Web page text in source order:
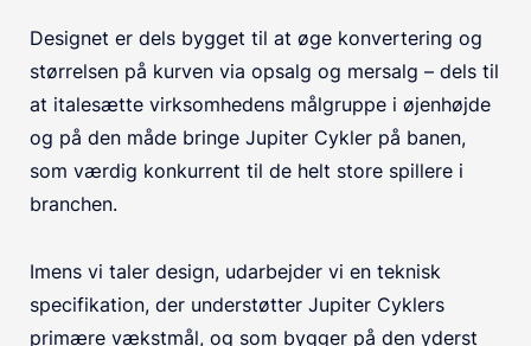
Designet er dels bygget til at øge konvertering og
størrelsen på kurven via opsalg og mersalg – dels til
at italesætte virksomhedens målgruppe i øjenhøjde
og på den måde bringe Jupiter Cykler på banen,
som værdig konkurrent til de helt store spillere i
branchen.
Imens vi taler design, udarbejder vi en teknisk
specifikation, der understøtter Jupiter Cyklers
primære vækstmål, og som bygger på den yderst